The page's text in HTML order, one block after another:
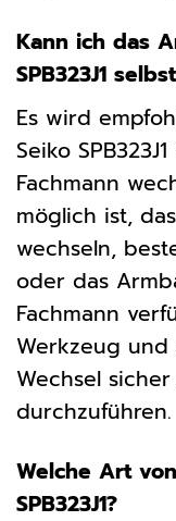
Kann ich das
SPB323J1
Es wird
Seiko
Fachmann
möglich ist,
wechseln,
oder das
Fachmann
Werkzeug
Wechsel
durchzuführen.
Welche Art
SPB323J1?